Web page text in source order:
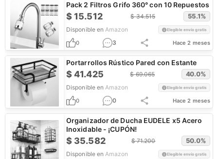
Pack 2 Filtros Grifo 360° con 10 Repuestos
$15.512 $34.515 55.1%
Disponible en Amazon Elegible envío gratis
0 3 Hace 2 meses
Portarrollos Rústico Pared con Estante
$41.425 $69.065 40.0%
Disponible en Amazon Elegible envío gratis
0 0 Hace 2 meses
Organizador de Ducha EUDELE x5 Acero
Inoxidable - ¡CUPÓN!
$ 35.582 $71.200 50.0%
Disponible en Amazon Elegible envío gratis